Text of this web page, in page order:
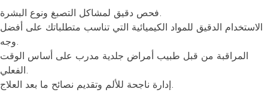
فحص دقيق لمشاكل التصبغ ونوع البشرة.
الاستخدام الدقيق للمواد الكيميائية التي تناسب متطلباتك على أفضل
وجه.
المراقبة من قبل طبيب أمراض جلدية مدرب على أساس الوقت
الفعلي.
إدارة ناجحة للألم وتقديم نصائح ما بعد العلاج.